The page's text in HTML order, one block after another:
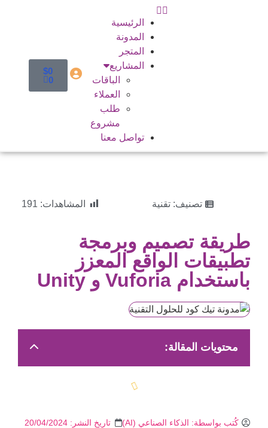
الرئيسية
المدونة
المتجر
المشاريع
الباقات
العملاء
طلب
مشروع
تواصل معنا
$0
0
تصنيف: تقنية المشاهدات: 191
طريقة تصميم وبرمجة
تطبيقات الواقع المعزز
باستخدام Vuforia و Unity
محتويات المقالة:
كُتب بواسطة: الذكاء الصناعي (AI) تاريخ النشر: 20/04/2024